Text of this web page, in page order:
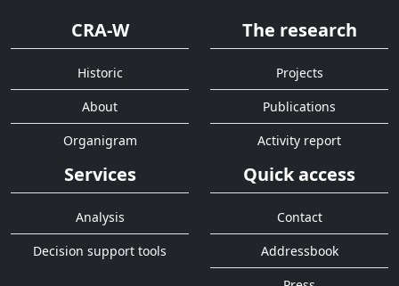
CRA-W
Historic
About
Organigram
The research
Projects
Publications
Activity report
Services
Analysis
Decision support tools
Quick access
Contact
Addressbook